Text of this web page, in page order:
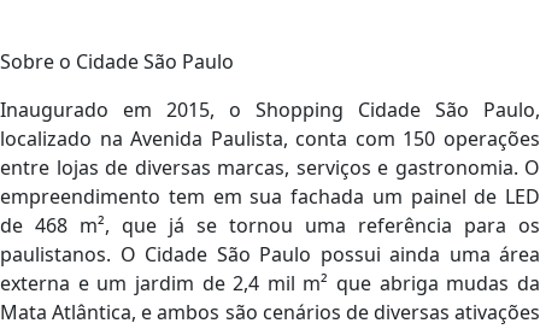
Sobre o Cidade São Paulo
Inaugurado em 2015, o Shopping Cidade São Paulo,
localizado na Avenida Paulista, conta com 150 operações
entre lojas de diversas marcas, serviços e gastronomia. O
empreendimento tem em sua fachada um painel de LED
de 468 m², que já se tornou uma referência para os
paulistanos. O Cidade São Paulo possui ainda uma área
externa e um jardim de 2,4 mil m² que abriga mudas da
Mata Atlântica, e ambos são cenários de diversas ativações